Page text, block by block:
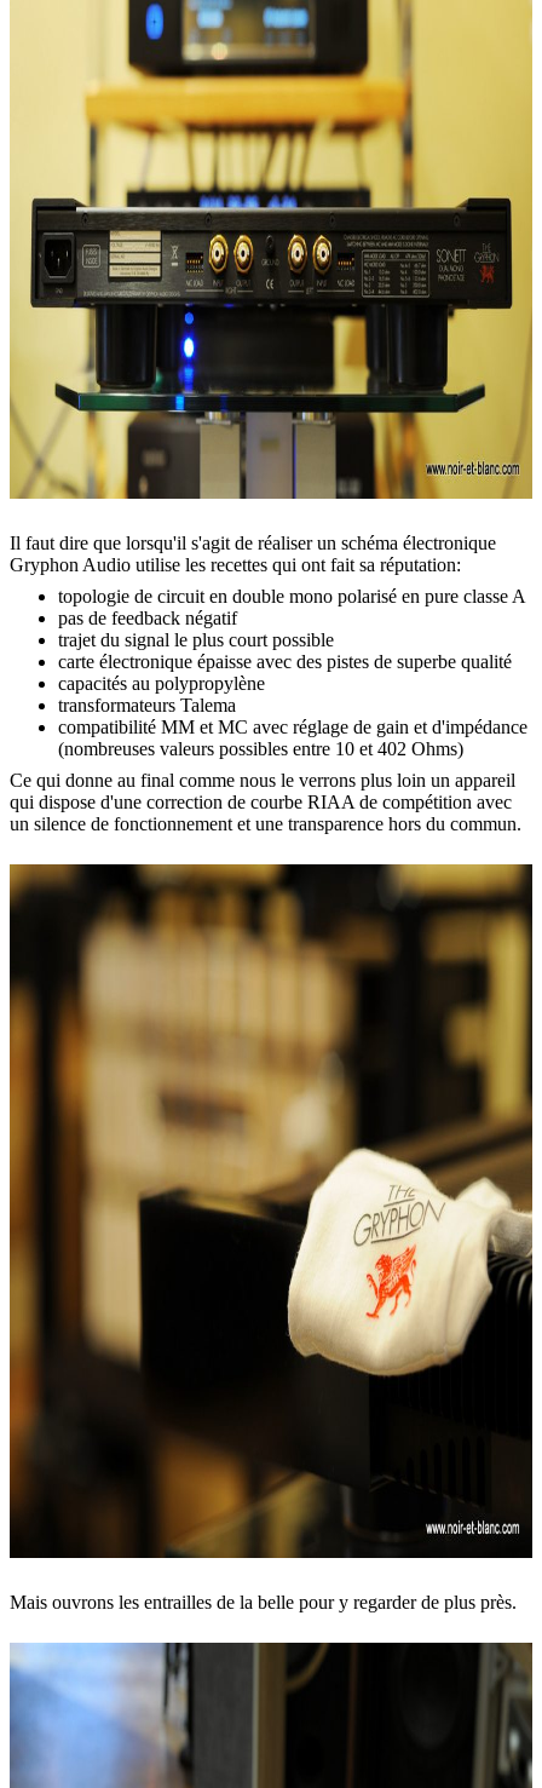
Il faut dire que lorsqu'il s'agit de réaliser un schéma électronique
Gryphon Audio utilise les recettes qui ont fait sa réputation:
topologie de circuit en double mono polarisé en pure classe A
pas de feedback négatif
trajet du signal le plus court possible
carte électronique épaisse avec des pistes de superbe qualité
capacités au polypropylène
transformateurs Talema
compatibilité MM et MC avec réglage de gain et d'impédance
(nombreuses valeurs possibles entre 10 et 402 Ohms)
Ce qui donne au final comme nous le verrons plus loin un appareil
qui dispose d'une correction de courbe RIAA de compétition avec
un silence de fonctionnement et une transparence hors du commun.
Mais ouvrons les entrailles de la belle pour y regarder de plus près.